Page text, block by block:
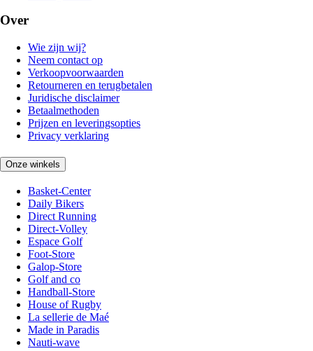
Over
Wie zijn wij?
Neem contact op
Verkoopvoorwaarden
Retourneren en terugbetalen
Juridische disclaimer
Betaalmethoden
Prijzen en leveringsopties
Privacy verklaring
Onze winkels
Basket-Center
Daily Bikers
Direct Running
Direct-Volley
Espace Golf
Foot-Store
Galop-Store
Golf and co
Handball-Store
House of Rugby
La sellerie de Maé
Made in Paradis
Nauti-wave